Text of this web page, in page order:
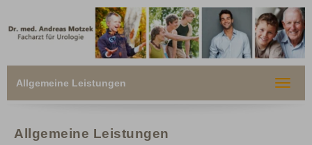
Allgemeine Leistungen
Toggle
Allgemeine Leistungen